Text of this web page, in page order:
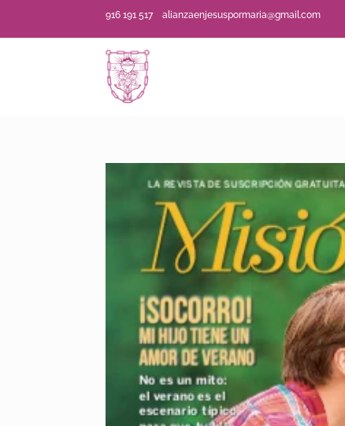
916 191 517alianzaenjesuspormaria@gmail.com